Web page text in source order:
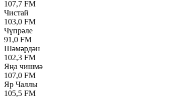
107,7 FM
Чистай
103,0 FM
Чүпрәле
91,0 FM
Шәмәрдән
102,3 FM
Яңа чишмә
107,0 FM
Яр Чаллы
105,5 FM